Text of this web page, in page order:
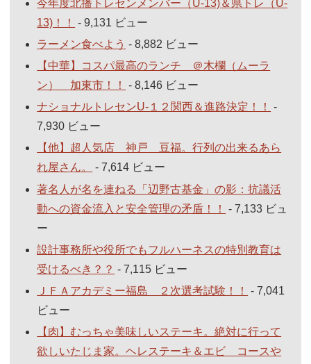
今年度北播トレセンメンバー（U-13)＆県トレ（U-
13)！！
- 9,131 ビュー
ラーメン食べよう - 8,882 ビュー
【中華】コスパ最高のランチ ＠木欄（ムーラ
ン） 加東市！！
- 8,146 ビュー
ナショナルトレセンU-１２関西＆進路決定！！
-
7,930 ビュー
【他】超人気店 神戸 豆福。行列の出来るあら
れ屋さん。
- 7,614 ビュー
著名人が名を連ねる「辺野古基金」の影：抗議活
動への資金流入と安全管理の矛盾！！
- 7,133 ビュ
ー
設計事務所や役所でもフルハーネスの特別教育は
受けるべき？？ - 7,115 ビュー
ＪＦＡアカデミー福島 ２次選考試験！！
- 7,041
ビュー
【肉】むっちゃ美味しいステーキ。絶対に行って
欲しいたじま家。ヘレステーキ＆エビ コースや